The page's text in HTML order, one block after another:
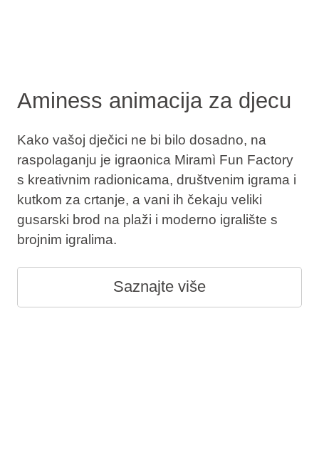
Aminess animacija za djecu
Kako vašoj dječici ne bi bilo dosadno, na
raspolaganju je igraonica Miramì Fun Factory
s kreativnim radionicama, društvenim igrama i
kutkom za crtanje, a vani ih čekaju veliki
gusarski brod na plaži i moderno igralište s
brojnim igralima.
Saznajte više